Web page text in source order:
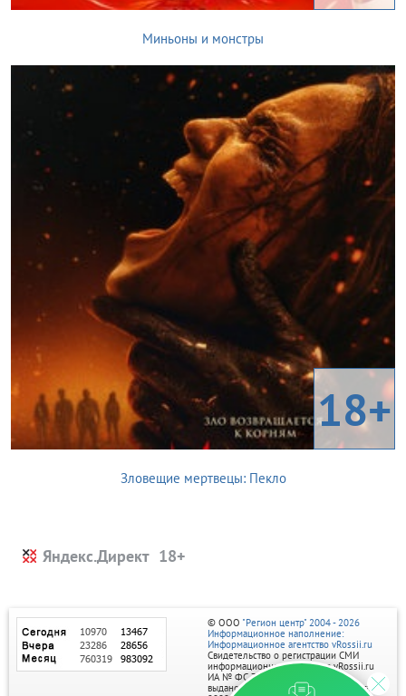
Миньоны и монстры
18+
Зловещие мертвецы: Пекло
Яндекс.Директ
© ООО "Регион центр" 2004 - 2026
Информационное наполнение:
Информационное агентство vRossii.ru
Свидетельство о регистрации СМИ
информационного агентства vRossii.ru
ИА № ФС 77‑35502
выдано РОСКОМНАДЗОРом 04 марта